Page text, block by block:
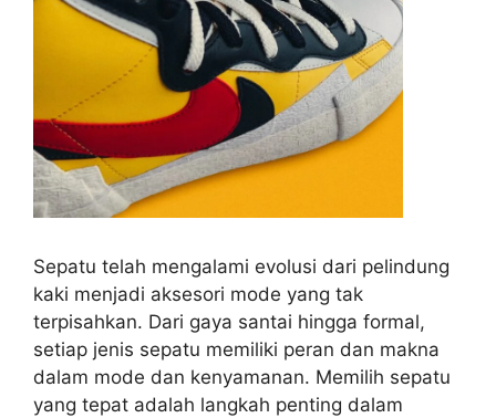
Sepatu telah mengalami evolusi dari pelindung
kaki menjadi aksesori mode yang tak
terpisahkan. Dari gaya santai hingga formal,
setiap jenis sepatu memiliki peran dan makna
dalam mode dan kenyamanan. Memilih sepatu
yang tepat adalah langkah penting dalam